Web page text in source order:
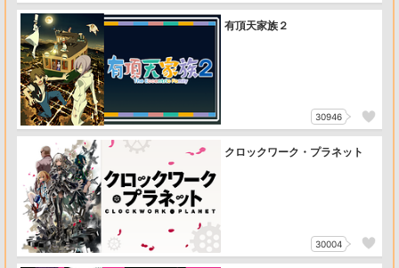
有頂天家族２
30946
クロックワーク・プラネット
30004